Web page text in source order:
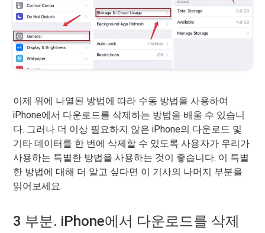
이제 위에 나열된 방법에 따라 수동 방법을 사용하여
iPhone에서 다운로드를 삭제하는 방법을 배울 수 있습니
다. 그러나 더 이상 필요하지 않은 iPhone의 다운로드 및
기타 데이터를 한 번에 삭제할 수 있도록 사용자가 우리가
사용하는 특별한 방법을 사용하는 것이 좋습니다. 이 특별
한 방법에 대해 더 알고 싶다면 이 기사의 나머지 부분을
읽어보세요.
3 부분. iPhone에서 다운로드를 삭제